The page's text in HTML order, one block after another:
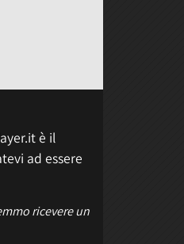
è il
ad essere
ricevere un